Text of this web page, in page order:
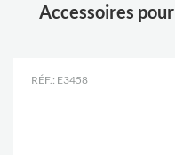
Accessoires
RÉF.: E3458